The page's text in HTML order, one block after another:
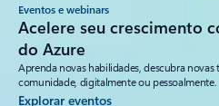
Eventos e webinars
Acelere seu crescimento
do Azure
Aprenda novas habilidades, descubra
comunidade, digitalmente ou pessoalmente.
Explorar eventos